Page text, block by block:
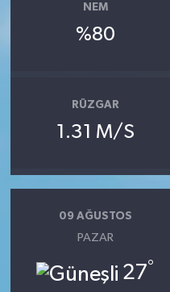
NEM
%80
RÜZGAR
1.31 M/S
09 AĞUSTOS
PAZAR
27°